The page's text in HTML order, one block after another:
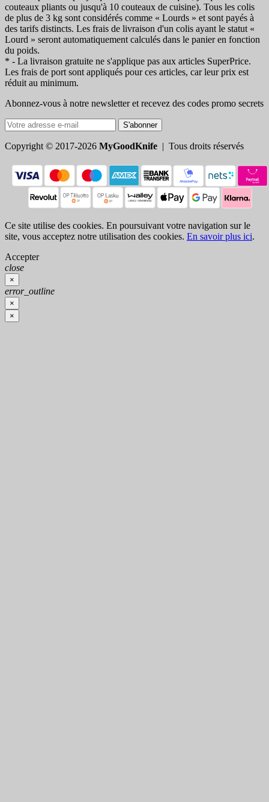
couteaux pliants ou jusqu'à 10 couteaux de cuisine). Tous les colis
de plus de 3 kg sont considérés comme « Lourds » et sont payés à
des tarifs distincts. Les frais de livraison d'un colis ayant le statut «
Lourd » seront automatiquement calculés dans le panier en fonction
du poids.
* - La livraison gratuite ne s'applique pas aux articles SuperPrice.
Les frais de port sont appliqués pour ces articles, car leur prix est
réduit au minimum.
Abonnez-vous à notre newsletter et recevez des codes promo secrets
S'abonner
Copyright © 2017-2026 MyGoodKnife | Tous droits réservés
Ce site utilise des cookies. En poursuivant votre navigation sur le
site, vous acceptez notre utilisation des cookies. En savoir plus ici.
Accepter
close
×
error_outline
×
×